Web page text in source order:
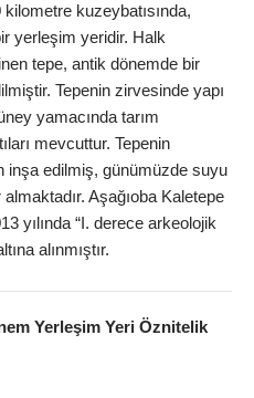
kuzeybatısında,
yerleşim yeridir. Halk
tepe, antik dönemde bir
Tepenin zirvesinde yapı
yamacında tarım
mevcuttur. Tepenin
inşa edilmiş, günümüzde suyu
Aşağıoba Kaletepe
yılında “I. derece arkeolojik
alınmıştır.
Yerleşim Yeri Öznitelik